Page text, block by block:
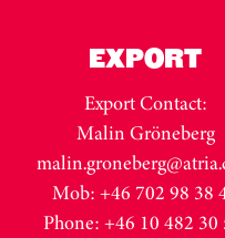
EXPORT
Export Contact:
Malin Gröneberg
Mob: +46 702 98 38
Phone: +46 10 482 30